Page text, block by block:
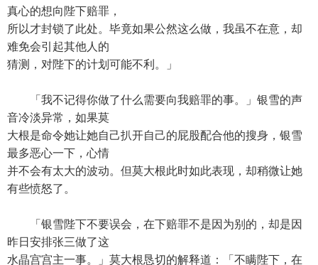
真心的想向陛下赔罪，
所以才封锁了此处。毕竟如果公然这么做，我虽不在意，却
难免会引起其他人的
猜测，对陛下的计划可能不利。」
「我不记得你做了什么需要向我赔罪的事。」银雪的声
音冷淡异常，如果莫
大根是命令她让她自己扒开自己的屁股配合他的搜身，银雪
最多恶心一下，心情
并不会有太大的波动。但莫大根此时如此表现，却稍微让她
有些愤怒了。
「银雪陛下不要误会，在下赔罪不是因为别的，却是因
昨日安排张三做了这
水晶宫宫主一事。」莫大根恳切的解释道：「不瞒陛下，在